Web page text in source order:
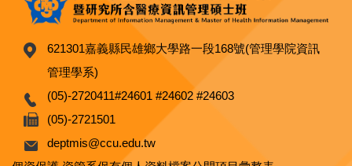
621301嘉義縣民雄鄉大學路一段168號(管理學院資訊
管理學系)
(05)-2720411#24601 #24602 #24603
(05)-2721501
deptmis@ccu.edu.tw